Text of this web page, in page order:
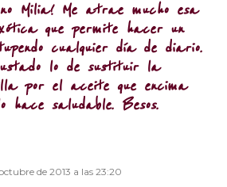
Milia! Me atrae mucho esa
que permite hacer un
cualquier día de diario.
lo de sustituir la
por el aceite que encima
hace saludable. Besos.
de 2013 a las 23:20